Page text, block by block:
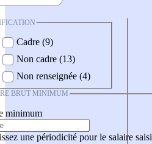
Cadre (9)
Non cadre (13)
Non renseignée (4)
BRUT MINIMUM
minimum
une périodicité pour le salaire saisi